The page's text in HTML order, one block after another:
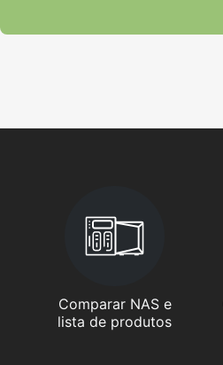
Comparar NAS e
lista de produtos